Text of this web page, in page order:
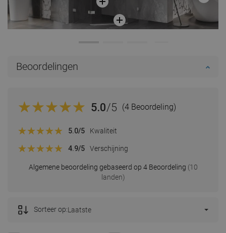
Beoordelingen
5.0/5 (4 Beoordeling)
Algemene beoordeling gebaseerd op 4 Beoordeling (10
landen)
5.0/5 Kwaliteit
4.9/5 Verschijning
Sorteer op:Laatste